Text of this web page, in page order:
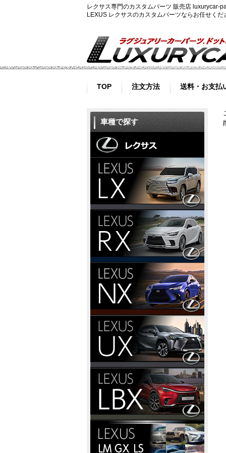
レクサス専門のカスタムパーツ 販売店 luxurycar-
LEXUS レクサスのカスタムパーツならお任せく
TOP 注文方法 送料・お支払
車種で探す